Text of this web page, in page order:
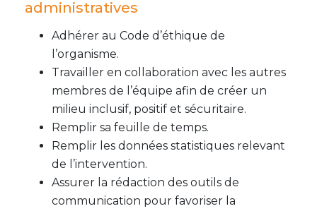
administratives
Adhérer au Code d’éthique de
l’organisme.
Travailler en collaboration avec les autres
membres de l’équipe afin de créer un
milieu inclusif, positif et sécuritaire.
Remplir sa feuille de temps.
Remplir les données statistiques relevant
de l’intervention.
Assurer la rédaction des outils de
communication pour favoriser la